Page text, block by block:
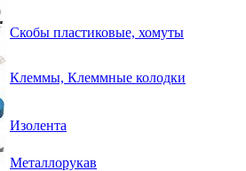
Скобы пластиковые, хомуты
Клеммы, Клеммные колодки
Изолента
Металлорукав